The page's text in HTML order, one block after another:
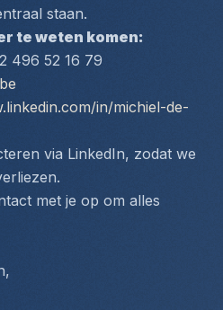
staan.
te weten komen:
496 52 16 79
in/michiel-de-
via LinkedIn, zodat we
met je op om alles